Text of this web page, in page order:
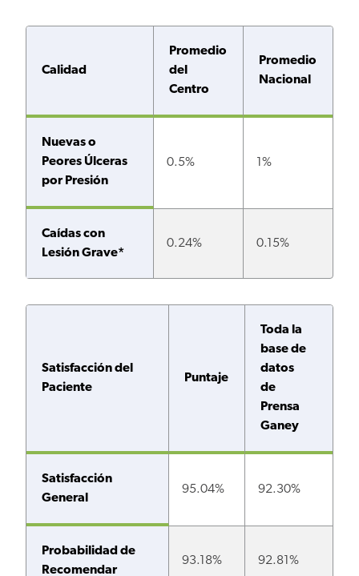
Calidad
Promedio
del
Centro
Promedio
Nacional
Nuevas o
Peores Úlceras
por Presión
0.5% 1%
Caídas con
Lesión Grave*
0.24% 0.15%
Satisfacción del
Paciente
Puntaje
Toda la
base de
datos
de
Prensa
Ganey
Satisfacción
General
95.04% 92.30%
Probabilidad de
Recomendar
93.18% 92.81%